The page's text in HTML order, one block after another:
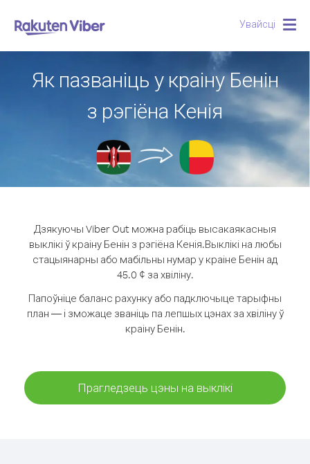
Увайсці
Як пазваніць у краіну Бенін
з рэгіёна Кенія
Дзякуючы Viber Out можна рабіць высакаякасныя
выклікі ў краіну Бенін з рэгіёна Кенія.Выклікі на любы
стацыянарны або мабільны нумар у краіне Бенін ад
45.0 ¢ за хвіліну.
Папоўніце баланс рахунку або падключыце тарыфны
план — і зможаце званіць па лепшых цэнах за хвіліну ў
краіну Бенін.
Прагледзець цэны на выклікі